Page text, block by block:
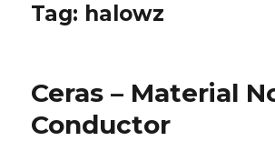
Tag: halowz
Ceras – Material
Conductor